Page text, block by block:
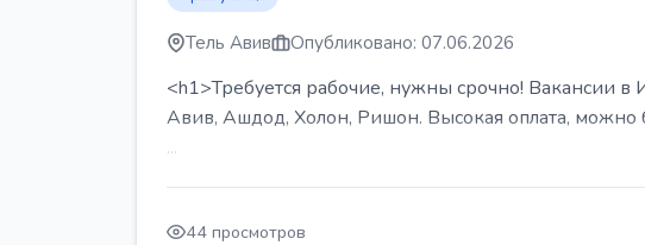
Тель Авив Опубликовано: 07.06.2026
<h1>Требуется рабочие, нужны срочно! Вакансии в
Авив, Ашдод, Холон, Ришон. Высокая оплата, можно
...
44 просмотров